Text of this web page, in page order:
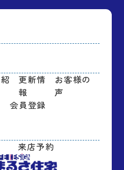
更新情
報
お客様の
声
会員登録
来店予約